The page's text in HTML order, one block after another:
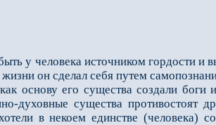
у человека источником гордости и
он сделал себя путем
основу его существа создали
духовные существа проти­востоят
в некоем единстве (человека)